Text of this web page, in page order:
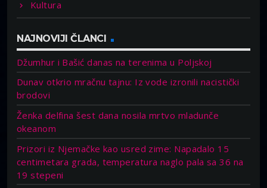
Kultura
NAJNOVIJI ČLANCI
Džumhur i Bašić danas na terenima u Poljskoj
Dunav otkrio mračnu tajnu: Iz vode izronili nacistički
brodovi
Ženka delfina šest dana nosila mrtvo mladunče
okeanom
Prizori iz Njemačke kao usred zime: Napadalo 15
centimetara grada, temperatura naglo pala sa 36 na
19 stepeni